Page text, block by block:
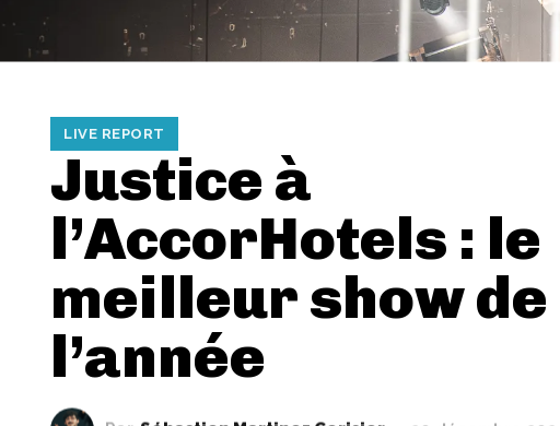
LIVE REPORT
Justice à
l’AccorHotels : le
meilleur show de
l’année